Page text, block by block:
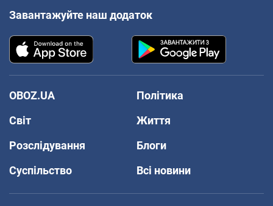
Завантажуйте наш додаток
OBOZ.UA
Політика
Світ
Життя
Розслідування
Блоги
Суспільство
Всі новини